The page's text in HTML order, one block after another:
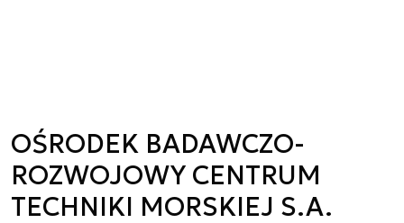
OŚRODEK BADAWCZO-
ROZWOJOWY CENTRUM
TECHNIKI MORSKIEJ S.A.